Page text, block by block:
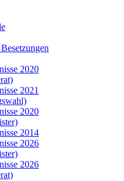
2020
2021
2020
2014
2026
2026